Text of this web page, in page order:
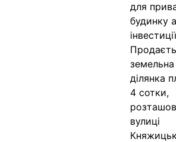
для
будинку
земельна
ділянка
4 сотки,
вулиці